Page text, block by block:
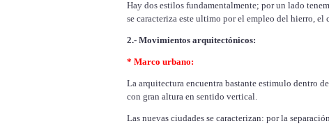
Hay dos estilos fundamentalmente; por un lado
se caracteriza este ultimo por el empleo del hierro,
2.- Movimientos arquitectónicos:
* Marco urbano:
La arquitectura encuentra bastante estimulo dentro
con gran altura en sentido vertical.
Las nuevas ciudades se caracterizan: por la